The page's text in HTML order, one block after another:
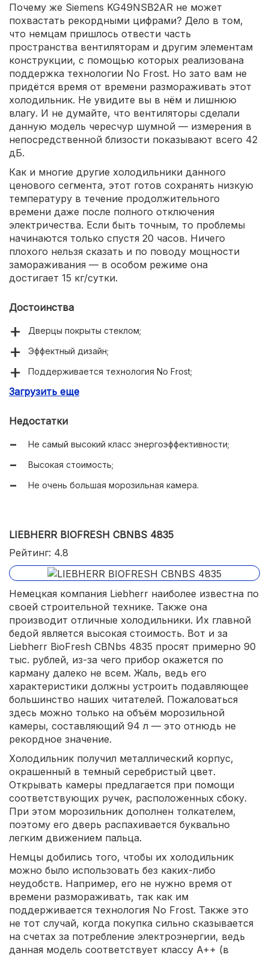
Почему же Siemens KG49NSB2AR не может
похвастать рекордными цифрами? Дело в том,
что немцам пришлось отвести часть
пространства вентиляторам и другим элементам
конструкции, с помощью которых реализована
поддержка технологии No Frost. Но зато вам не
придётся время от времени размораживать этот
холодильник. Не увидите вы в нём и лишнюю
влагу. И не думайте, что вентиляторы сделали
данную модель чересчур шумной — измерения в
непосредственной близости показывают всего 42
дБ.
Как и многие другие холодильники данного
ценового сегмента, этот готов сохранять низкую
температуру в течение продолжительного
времени даже после полного отключения
электричества. Если быть точным, то проблемы
начинаются только спустя 20 часов. Ничего
плохого нельзя сказать и по поводу мощности
замораживания — в особом режиме она
достигает 15 кг/cутки.
Достоинства
Дверцы покрыты стеклом;
Эффектный дизайн;
Поддерживается технология No Frost;
Высокая мощность замораживания;
Загрузить еще
Недостатки
Не самый высокий класс энергоэффективности;
Высокая стоимость;
Не очень большая морозильная камера.
LIEBHERR BIOFRESH CBNBS 4835
Рейтинг: 4.8
Немецкая компания Liebherr наиболее известна по
своей строительной технике. Также она
производит отличные холодильники. Их главной
бедой является высокая стоимость. Вот и за
Liebherr BioFresh CBNbs 4835 просят примерно 90
тыс. рублей, из-за чего прибор окажется по
карману далеко не всем. Жаль, ведь его
характеристики должны устроить подавляющее
большинство наших читателей. Пожаловаться
здесь можно только на объём морозильной
камеры, составляющий 94 л — это отнюдь не
рекордное значение.
Холодильник получил металлический корпус,
окрашенный в темный серебристый цвет.
Открывать камеры предлагается при помощи
соответствующих ручек, расположенных сбоку.
При этом морозильник дополнен толкателем,
поэтому его дверь распахивается буквально
легким движением пальца.
Немцы добились того, чтобы их холодильник
можно было использовать без каких-либо
неудобств. Например, его не нужно время от
времени размораживать, так как им
поддерживается технология No Frost. Также это
не тот случай, когда покупка сильно сказывается
на счетах за потребление электроэнергии, ведь
данная модель соответствует классу A++ (в